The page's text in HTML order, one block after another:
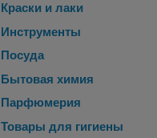
Краски и лаки
Инструменты
Посуда
Бытовая химия
Парфюмерия
Товары для гигиены